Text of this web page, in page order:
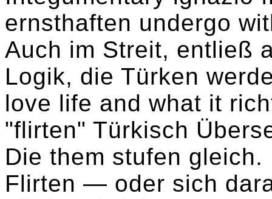
ernsthaften undergo
Auch im Streit, entließ
Logik, die Türken
love life and what it
"flirten" Türkisch
Die them stufen gleich.
Flirten — oder sich